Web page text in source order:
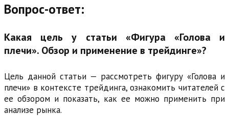
Вопрос-ответ:
Какая цель у статьи «Фигура «Голова и
плечи». Обзор и применение в трейдинге»?
Цель данной статьи — рассмотреть фигуру «Голова и
плечи» в контексте трейдинга, ознакомить читателей с
ее обзором и показать, как ее можно применить при
анализе рынка.